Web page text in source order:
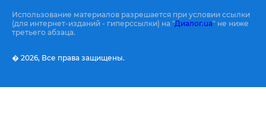
Использование материалов разрешается при условии ссылки
(для интернет-изданий - гиперссылки) на "Диалог.ua" не ниже
третьего абзаца.
� 2026, Все права защищены.